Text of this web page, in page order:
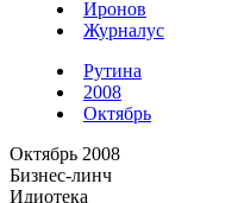
Иронов
Журналус
Рутина
2008
Октябрь
Октябрь 2008
Бизнес-линч
Идиотека